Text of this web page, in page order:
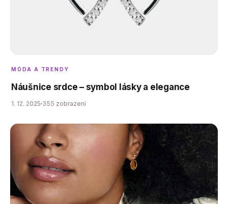
MÓDA A TRENDY
Náušnice srdce – symbol lásky a elegance
1. 12. 2025 355 zobrazení